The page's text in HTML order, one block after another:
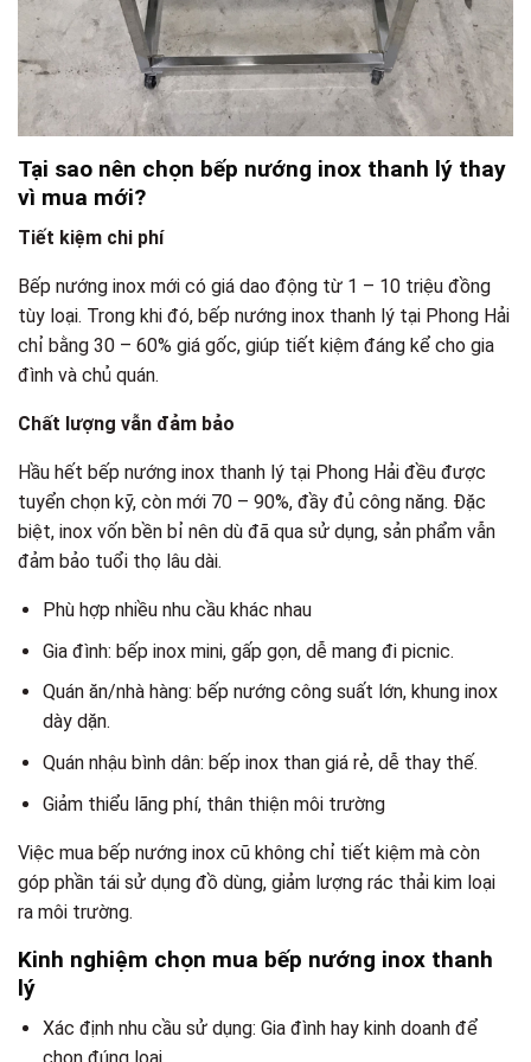
Tại sao nên chọn bếp nướng inox thanh lý thay
vì mua mới?
Tiết kiệm chi phí
Bếp nướng inox mới có giá dao động từ 1 – 10 triệu đồng
tùy loại. Trong khi đó, bếp nướng inox thanh lý tại Phong Hải
chỉ bằng 30 – 60% giá gốc, giúp tiết kiệm đáng kể cho gia
đình và chủ quán.
Chất lượng vẫn đảm bảo
Hầu hết bếp nướng inox thanh lý tại Phong Hải đều được
tuyển chọn kỹ, còn mới 70 – 90%, đầy đủ công năng. Đặc
biệt, inox vốn bền bỉ nên dù đã qua sử dụng, sản phẩm vẫn
đảm bảo tuổi thọ lâu dài.
Phù hợp nhiều nhu cầu khác nhau
Gia đình: bếp inox mini, gấp gọn, dễ mang đi picnic.
Quán ăn/nhà hàng: bếp nướng công suất lớn, khung inox
dày dặn.
Quán nhậu bình dân: bếp inox than giá rẻ, dễ thay thế.
Giảm thiểu lãng phí, thân thiện môi trường
Việc mua bếp nướng inox cũ không chỉ tiết kiệm mà còn
góp phần tái sử dụng đồ dùng, giảm lượng rác thải kim loại
ra môi trường.
Kinh nghiệm chọn mua bếp nướng inox thanh
lý
Xác định nhu cầu sử dụng: Gia đình hay kinh doanh để